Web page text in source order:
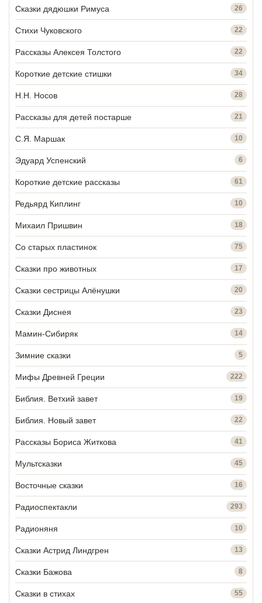
Сказки дядюшки Римуса 26
Стихи Чуковского 22
Рассказы Алексея Толстого 22
Короткие детские стишки 34
Н.Н. Носов 28
Рассказы для детей постарше 21
С.Я. Маршак 10
Эдуард Успенский 6
Короткие детские рассказы 61
Редьярд Киплинг 10
Михаил Пришвин 18
Со старых пластинок 75
Сказки про животных 17
Сказки сестрицы Алёнушки 20
Сказки Диснея 23
Мамин-Сибиряк 14
Зимние сказки 5
Мифы Древней Греции 222
Библия. Ветхий завет 19
Библия. Новый завет 22
Рассказы Бориса Житкова 41
Мультсказки 45
Восточные сказки 16
Радиоспектакли 293
Радионяня 10
Сказки Астрид Линдгрен 13
Сказки Бажова 8
Сказки в стихах 55